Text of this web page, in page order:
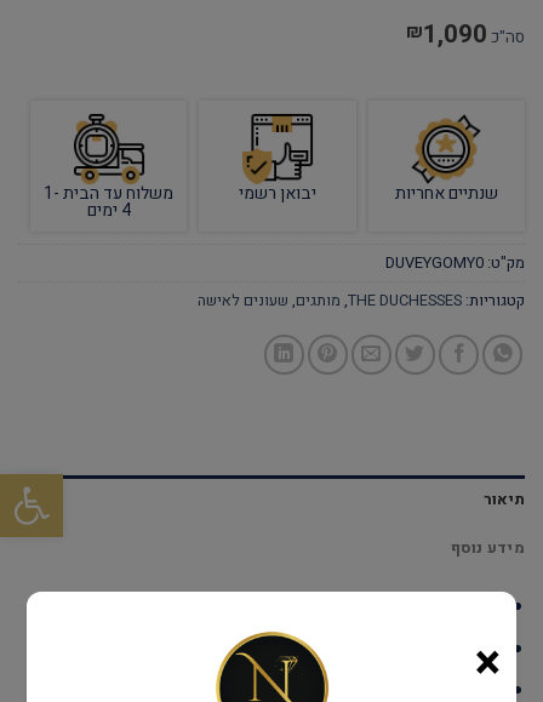
פתח
סה"כ ₪1,090
שנתיים אחריות יבואן רשמי משלוח עד הבית 1-
4 ימים
מק"ט: DUVEYGOMY0
קטגוריות: THE DUCHESSES
, מותגים, שעונים לאישה
תיאור
מידע נוסף
עמידות במים: עד 30 מטר
×